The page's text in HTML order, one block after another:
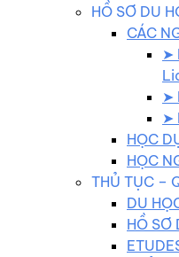
HỒ SƠ DU
CÁC
➤
➤
➤
HỌC
HỌC
THỦ TỤC –
DU
HỒ SƠ